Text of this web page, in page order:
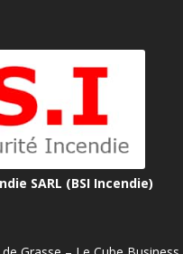
SARL (BSI Incendie)